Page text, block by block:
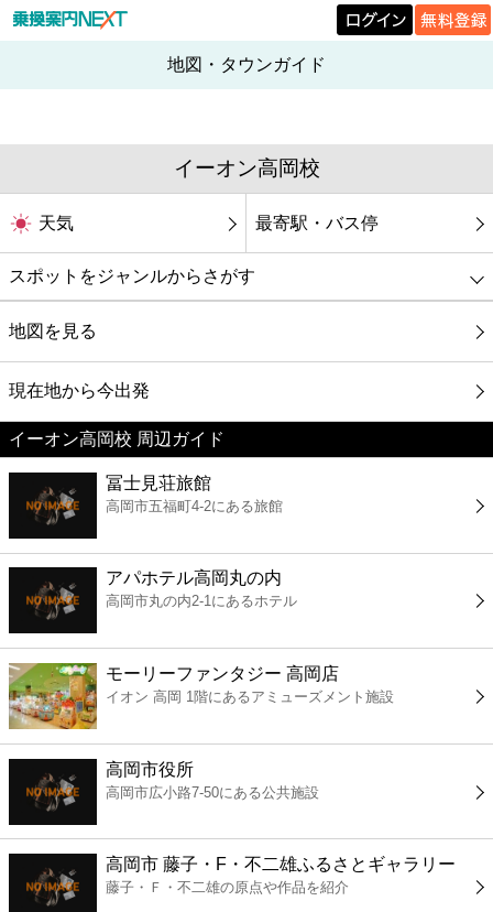
地図・タウンガイド
イーオン高岡校
天気 最寄駅・バス停
スポットをジャンルからさがす
グルメ
映画
美容
コンビニ
薬局
スーパー
エンタメ
レジャー
書店
ファミレス
地図を見る
現在地から今出発
イーオン高岡校 周辺ガイド
冨士見荘旅館
高岡市五福町4-2にある旅館
アパホテル高岡丸の内
高岡市丸の内2-1にあるホテル
モーリーファンタジー 高岡店
イオン 高岡 1階にあるアミューズメント施設
高岡市役所
高岡市広小路7-50にある公共施設
高岡市 藤子・F・不二雄ふるさとギャラリー
藤子・Ｆ・不二雄の原点や作品を紹介